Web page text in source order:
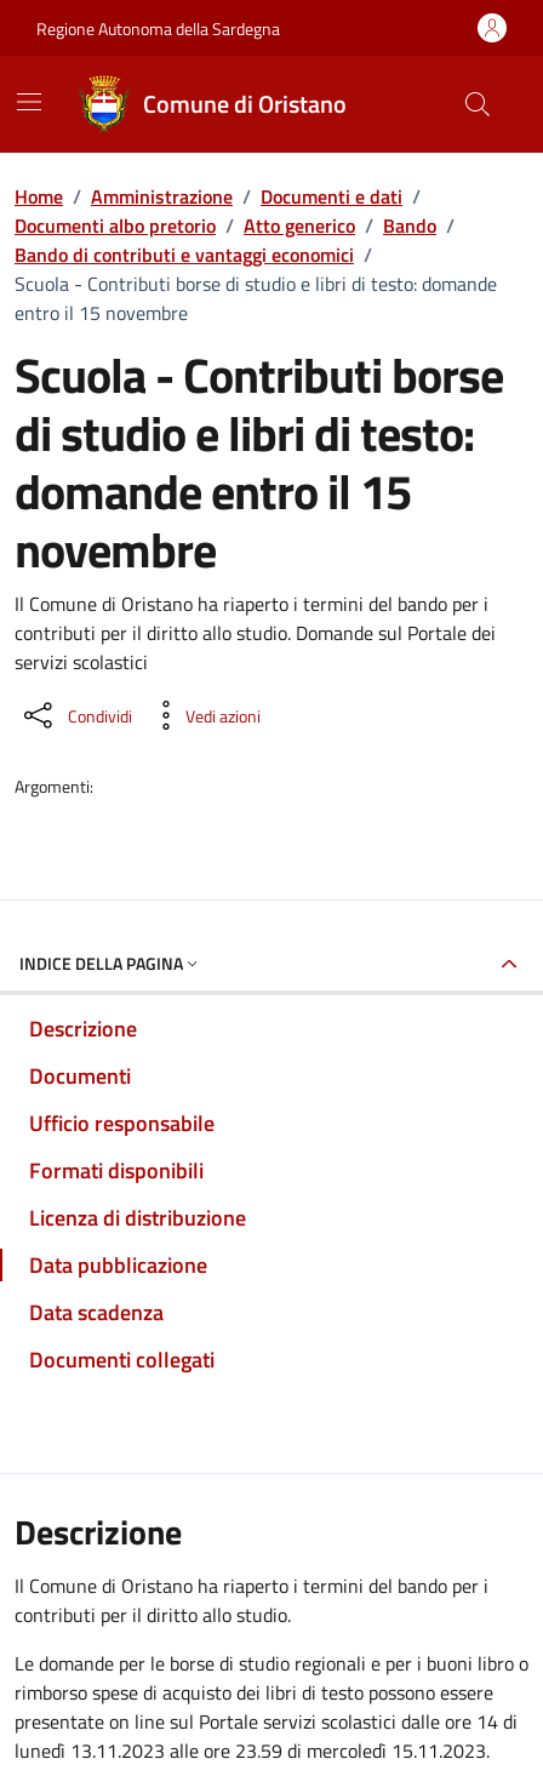
Regione Autonoma della Sardegna
Comune di Oristano
Home / Amministrazione / Documenti e dati /
Documenti albo pretorio / Atto generico / Bando /
Bando di contributi e vantaggi economici /
Scuola - Contributi borse di studio e libri di testo: domande
entro il 15 novembre
Scuola - Contributi borse
di studio e libri di testo:
domande entro il 15
novembre
Dettaglio del documento
Il Comune di Oristano ha riaperto i termini del bando per i
contributi per il diritto allo studio. Domande sul Portale dei
servizi scolastici
Condividi Vedi azioni
Argomenti:
INDICE DELLA PAGINA
Descrizione
Documenti
Ufficio responsabile
Formati disponibili
Licenza di distribuzione
Data pubblicazione
Data scadenza
Documenti collegati
Descrizione
Il Comune di Oristano ha riaperto i termini del bando per i
contributi per il diritto allo studio.
Le domande per le borse di studio regionali e per i buoni libro o
rimborso spese di acquisto dei libri di testo possono essere
presentate on line sul Portale servizi scolastici dalle ore 14 di
lunedì 13.11.2023 alle ore 23.59 di mercoledì 15.11.2023.